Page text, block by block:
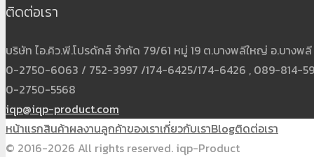
ติดต่อเรา
บริษัท ไอ.คิว.พี.โปรดักส์ จำกัด 79/61 หมู่ 19 ต.บางพลีใหญ่ อ.บางพ
0-2750-6063 / 752-3997 /174-6425/174-6426 , 089-814-
0-2750-5568
iqp@iqp-product.com
หน้าแรกสินค้าผลงานลูกค้าของเราเกี่ยวกับเราBlogติดต่อเรา
© 2016-2026 All rights reserved. iqp-Product